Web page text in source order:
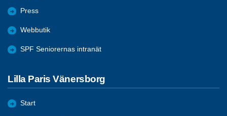
Press
Webbutik
SPF Seniorernas intranät
Lilla Paris Vänersborg
Start